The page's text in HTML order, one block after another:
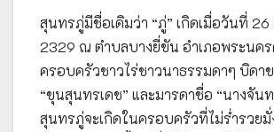
สุนทรภู่มีชื่อเดิมว่า “ภู่” เกิดเมื่อวันที่
2329 ณ ตำบลบางยี่ขัน อำเภอพระนค
ครอบครัวชาวไร่ชาวนาธรรมดาๆ บิดา
“ขุนสุนทรเดช” และมารดาชื่อ “นางจัน
สุนทรภู่จะเกิดในครอบครัวที่ไม่ร่ำรวย